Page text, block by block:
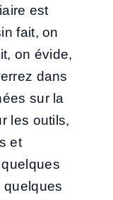
est
fait, on
on évide,
dans
sur la
les outils,
et
quelques